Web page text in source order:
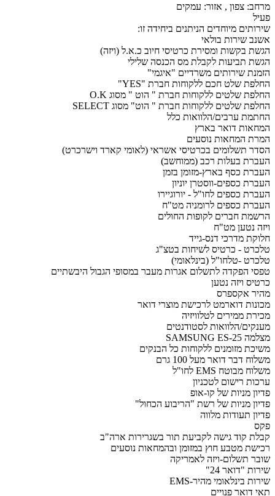
מרחב: צפון , אזור: עמקים
פעיל
שירותים מיוחדים הניתנים ביחידה זו:
אשנב שירות בולאי
הגשת בקשות ומסירת כרטיסי חיוב כ.א.ל (ויזה)
הגשת תביעות לקבלת מס הכנסה שלילי
הזמנת שירותים משרדיים "איגמי"
החלפת שלט חכם ללקוחות חברת "YES"
החלפת שלטים ללקוחות חברת " הוט " מסוג O.K
החלפת שלטים ללקוחות חברת " הוט" מסוג SELECT
החתמת ערבים/הלוואות כלל
המחאות דואר בארץ
המרת המחאות נוסעים
הסדר תשלומים בכרטיסי אשראי (לאומי קארד וישרכרט)
העברת בעלות רכב (ממוחשב)
העברת כסף בארץ-מזומן בזמן
העברת כספים-ווסטרן יוניון
העברת כספים לחו"ל - יורוגיירו
העברת כספים לרומניה מט"ח
הרשמת חברים לקופות החולים
ויזה נטען מט"ח
חלוקת מדרכי דנס-גייד
טלכרט - כרטיס לשיחות בטצ"ג
טלכרט -טלחו"ל (בינלאומי)
טפסי הפקדה לתשלום אגרות מעבר במסופי הגבול היבשתיים
כרטיס ויזה נטען
מהיר אקספרס
מכונות דוארמט לרכישת מוצרי דואר
מכירת ממירים לטלוויזיה
מענקים/הלוואות לסטודנטים
מצלמה SAMSUNG ES-25
משיכת מזומנים ללקוחות כל הבנקים
משלוח דבר דואר מעל 100 גרם
משלוח מבוטח EMS לחו"ל
ערכות רישום לטכניון
פדיון מניות של קו-אופ
פדיון מניות של רשת "הריבוע הכחול"
פדיון תעודות מלווה
פקס
קבלת קוד גישה לקביעת תור בשגרירות ארה"ב
רכישת מטבע חוץ במזומן ובהמחאות נוסעים
שובר תשלום-ויזה לאמריקה
שירות "דואר 24"
שירות בינלאומי מהיר-EMS
תאי דואר פנויים